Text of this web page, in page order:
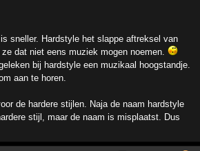
sneller. Hardstyle het slappe aftreksel van
dat niet eens muziek mogen noemen.
bij hardstyle een muzikaal hoogstandje.
aan te horen.
de hardere stijlen. Naja de naam hardstyle
stijl, maar de naam is misplaatst. Dus